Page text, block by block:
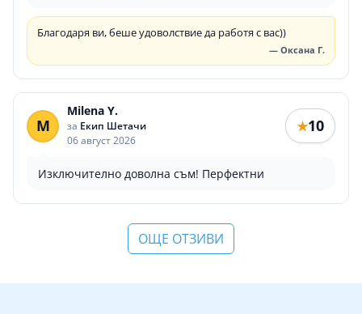
Благодаря ви, беше удоволствие да работя с вас))
— Оксана Г.
M
Milena Y.
за Екип Шетачи
06 август 2026
★10
Изключително доволна съм! Перфектни
ОЩЕ ОТЗИВИ